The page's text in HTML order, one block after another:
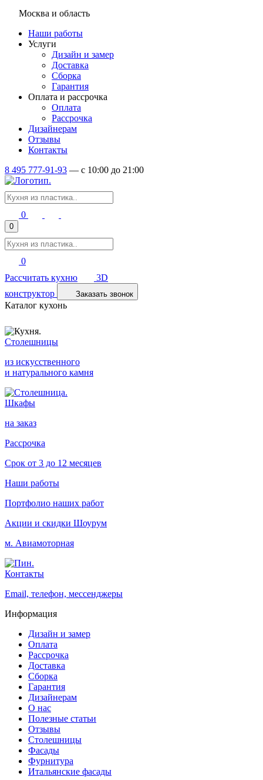
Москва и область
Наши работы
Услуги
Дизайн и замер
Доставка
Сборка
Гарантия
Оплата и рассрочка
Оплата
Рассрочка
Дизайнерам
Отзывы
Контакты
8 495 777-91-93 — c 10:00 до 21:00
0
0
0
Рассчитать кухню
3D
конструктор
Заказать звонок
Каталог кухонь
Столешницы
из искусственного
и натурального камня
Шкафы
на заказ
Рассрочка
Срок от 3 до 12 месяцев
Наши работы
Портфолио наших работ
Акции и скидки Шоурум
м. Авиамоторная
Контакты
Email, телефон, мессенджеры
Информация
Дизайн и замер
Оплата
Рассрочка
Доставка
Сборка
Гарантия
Дизайнерам
О нас
Полезные статьи
Отзывы
Столешницы
Фасады
Фурнитура
Итальянские фасады